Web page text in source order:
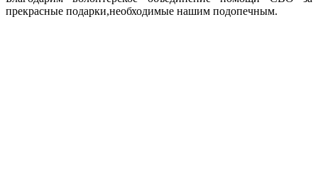
прекрасные подарки,необходимые нашим подопечным.